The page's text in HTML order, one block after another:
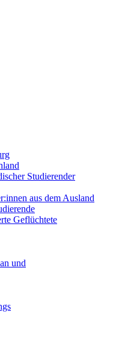
Studierender
aus dem Ausland
Geflüchtete
und